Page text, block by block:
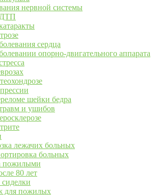
нервной системы
сердца
опорно-двигательного аппарата
шейки бедра
и ушибов
лежачих больных
больных
пожилыми
80 лет
для пожилых